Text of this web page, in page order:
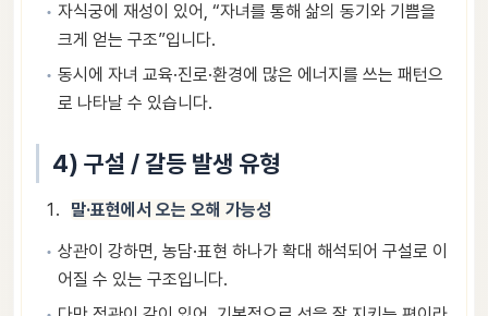
자식궁에 재성이 있어, “자녀를 통해 삶의 동기와 기쁨을
크게 얻는 구조”입니다.
동시에 자녀 교육·진로·환경에 많은 에너지를 쓰는 패턴으
로 나타날 수 있습니다.
4) 구설 / 갈등 발생 유형
말·표현에서 오는 오해 가능성
상관이 강하면, 농담·표현 하나가 확대 해석되어 구설로 이
어질 수 있는 구조입니다.